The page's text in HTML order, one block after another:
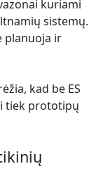
kuriami
sistemų.
planuoja ir
kad be ES
tiek prototipų